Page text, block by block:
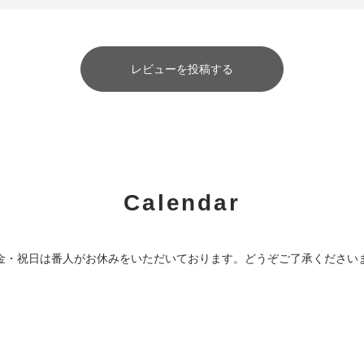
レビューを投稿する
Calendar
・祝日は番人がお休みをいただいております。どうぞご了承ください